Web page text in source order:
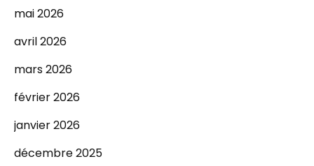
mai 2026
avril 2026
mars 2026
février 2026
janvier 2026
décembre 2025